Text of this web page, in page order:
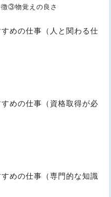
③物覚えの良さ
めの仕事（人と関わる仕
めの仕事（資格取得が必
めの仕事（専門的な知識